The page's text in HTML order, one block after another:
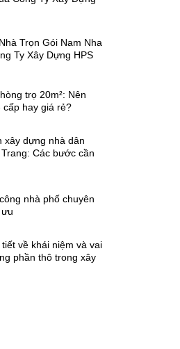
Trọn Gói Nam Nha
Ty Xây Dựng HPS
trọ 20m²: Nên
cấp hay giá rẻ?
xây dựng nhà dân
Các bước cần
nhà phố chuyên
về khái niệm và vai
phần thô trong xây